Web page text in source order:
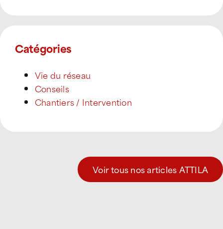
Catégories
Vie du réseau
Conseils
Chantiers / Intervention
Voir tous nos articles ATTILA